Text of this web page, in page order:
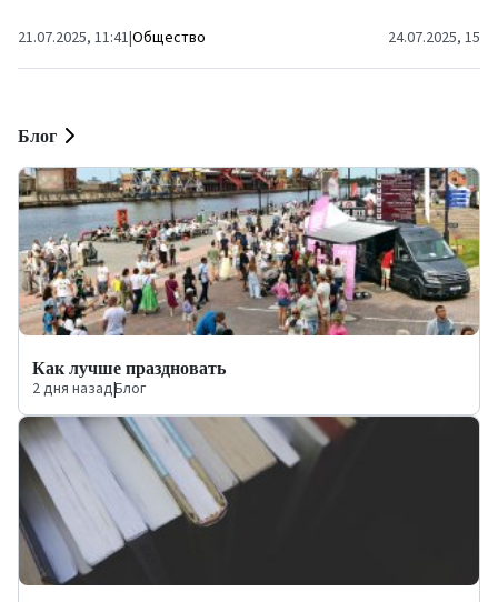
21.07.2025, 11:41|Общество
24.07.2025, 15:53
Блог
Как лучше праздновать
2 дня назад|Блог